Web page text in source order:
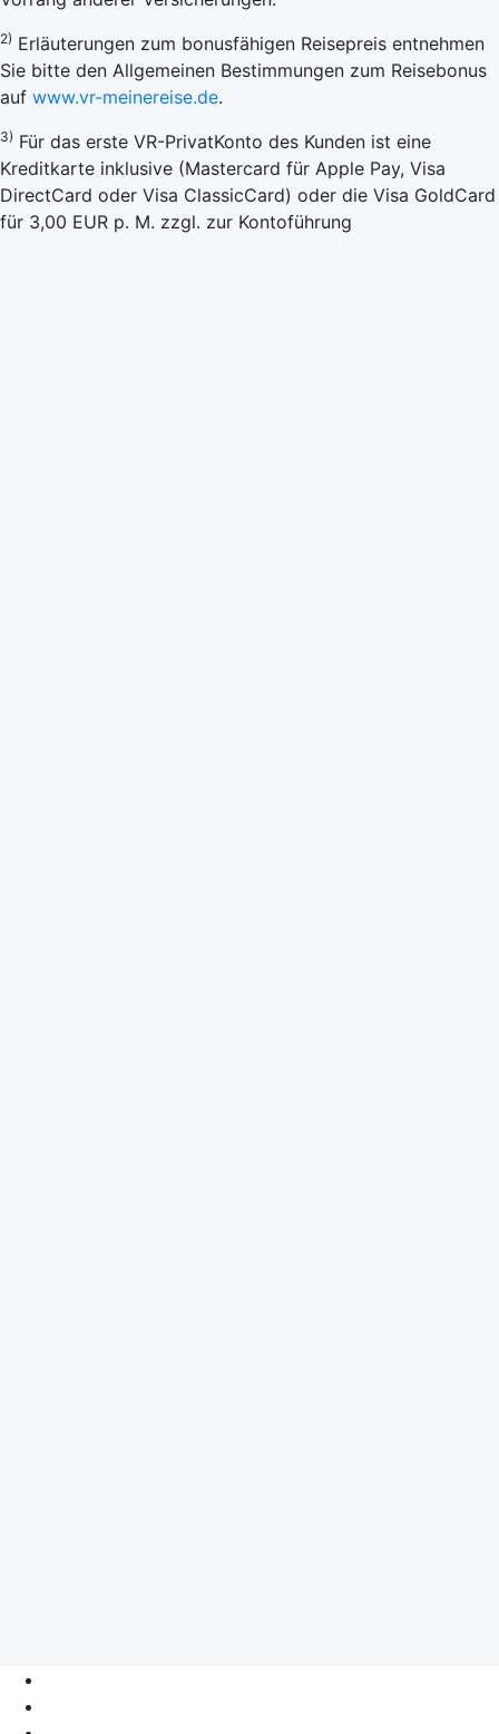
2) Erläuterungen zum bonusfähigen Reisepreis entnehmen
Sie bitte den Allgemeinen Bestimmungen zum Reisebonus
auf www.vr-meinereise.de.
3) Für das erste VR-PrivatKonto des Kunden ist eine
Kreditkarte inklusive (Mastercard für Apple Pay, Visa
DirectCard oder Visa ClassicCard) oder die Visa GoldCard
für 3,00 EUR p. M. zzgl. zur Kontoführung